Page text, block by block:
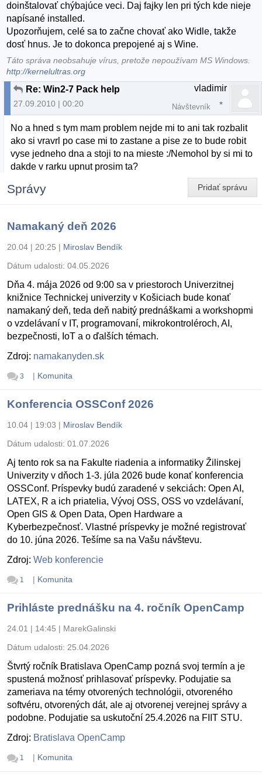
doinštalovať chýbajúce veci. Daj fajky len pri tých kde nieje
napísané installed.
Upozorňujem, celé sa to začne chovať ako Widle, takže
dosť hnus. Je to dokonca prepojené aj s Wine.
Táto správa neobsahuje vírus, pretože nepoužívam MS Windows.
http://kernelultras.org
Re: Win2-7 Pack help
27.09.2010 | 00:20
vladimir
Návštevník
No a hned s tym mam problem nejde mi to ani tak rozbalit
ako si vravrl po case mi to zastane a pise ze to bude robit
vyse jedneho dna a stoji to na mieste :/Nemohol by si mi to
dakde v rarku upnut prosim ta?
Pridať správu
Správy
Namakaný deň 2026
20.04 | 20:25 | Miroslav Bendík
Dátum udalosti: 04.05.2026
Dňa 4. mája 2026 od 9:00 sa v priestoroch Univerzitnej
knižnice Technickej univerzity v Košiciach bude konať
namakaný deň, teda deň nabitý prednáškami a workshopmi
o vzdelávaní v IT, programovaní, mikrokontroléroch, AI,
bezpečnosti, IoT a o ďalších témach.
Zdroj: namakanyden.sk
3 | Komunita
Konferencia OSSConf 2026
10.04 | 19:03 | Miroslav Bendík
Dátum udalosti: 01.07.2026
Aj tento rok sa na Fakulte riadenia a informatiky Žilinskej
Univerzity v dňoch 1-3. júla 2026 bude konať konferencia
OSSConf. Príspevky budú zaradené v sekciách: Open AI,
LATEX, R a ich priatelia, Vývoj OSS, OSS vo vzdelávaní,
Open GIS & Open Data, Open Hardware a
Kyberbezpečnosť. Vlastné príspevky je možné registrovať
do 10. júna 2026. Tešíme sa na Vašu návštevu.
Zdroj: Web konferencie
1 | Komunita
Prihláste prednášku na 4. ročník OpenCamp
24.01 | 14:45 | MarekGalinski
Dátum udalosti: 25.04.2026
Štvrtý ročník Bratislava OpenCamp pozná svoj termín a je
spustená možnosť prihlasovať príspevky. Podujatie sa
zameriava na témy otvorených technológii, otvoreného
softvéru, otvorených dát, ale aj otvorenej verejnej správy a
podobne. Podujatie sa uskutoční 25.4.2026 na FIIT STU.
Zdroj: Bratislava OpenCamp
1 | Komunita